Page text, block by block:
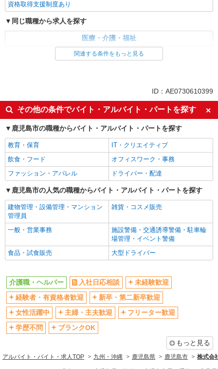
資格取得支援制度あり
同じ職種から求人を探す
医療・介護・福祉
ボーナス・賞与あり
車通勤OK
交通費支給
社会保険あり
産休・育休取得実績あり
関連する条件をもっと見る
ID：AE0730610399
その他の条件でバイト・アルバイト・パートを探す
鹿児島市の職種からバイト・アルバイト・パートを探す
教育・保育
IT・クリエイティブ
飲食・フード
オフィスワーク・事務
ファッション・アパレル
ドライバー・配達
鹿児島市の人気の職種からバイト・アルバイト・パートを探す
建物管理・設備管理・マンション
管理員
雑貨・コスメ販売
一般・営業事務
施設警備・交通誘導警備・駐車輪
場管理・イベント警備
食品・試食販売
大型ドライバー
介護職・ヘルパー 入社日応相談
未経験歓迎
経験者・有資格者歓迎
新卒・第二新卒歓迎
女性活躍中
主婦・主夫歓迎
フリーター歓迎
学歴不問
ブランクOK
もっと見る
アルバイト・バイト・求人TOP 九州・沖縄 鹿児島県 鹿児島市 株式会